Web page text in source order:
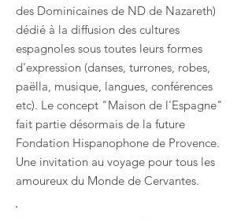
des Dominicaines de ND de Nazareth)
dédié à la diffusion des cultures
espagnoles sous toutes leurs formes
d'expression (danses, turrones, robes,
paëlla, musique, langues, conférences
etc). Le concept "Maison de l'Espagne"
fait partie désormais de la future
Fondation Hispanophone de Provence.
Une invitation au voyage pour tous les
amoureux du Monde de Cervantes.